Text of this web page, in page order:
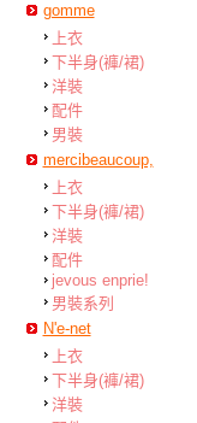
gomme
上衣
下半身(褲/裙)
洋裝
配件
男裝
mercibeaucoup,
上衣
下半身(褲/裙)
洋裝
配件
jevous enprie!
男裝系列
N'e-net
上衣
下半身(褲/裙)
洋裝